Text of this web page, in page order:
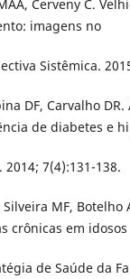
Cerveny C.
imagens no
Sistêmica.
DF, Carvalho DR.
de diabetes e
7(4):131-138.
MF, Botelho
crônicas em idosos
de Saúde da